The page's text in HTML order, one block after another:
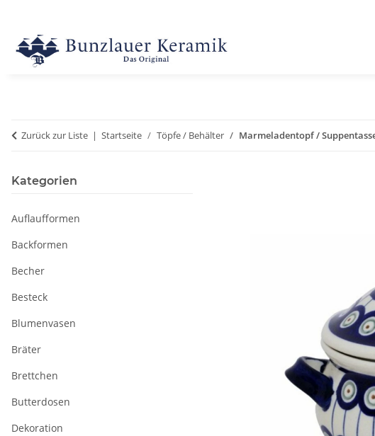
Zurück zur Liste Startseite Töpfe / Behälter Marmeladentopf /
Kategorien
Auflaufformen
Backformen
Becher
Besteck
Blumenvasen
Bräter
Brettchen
Butterdosen
Dekoration